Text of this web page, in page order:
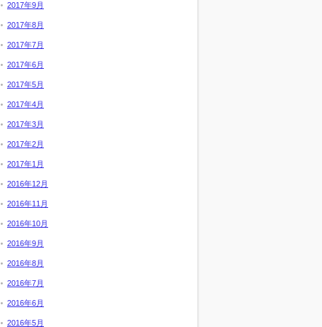
2017年9月
2017年8月
2017年7月
2017年6月
2017年5月
2017年4月
2017年3月
2017年2月
2017年1月
2016年12月
2016年11月
2016年10月
2016年9月
2016年8月
2016年7月
2016年6月
2016年5月